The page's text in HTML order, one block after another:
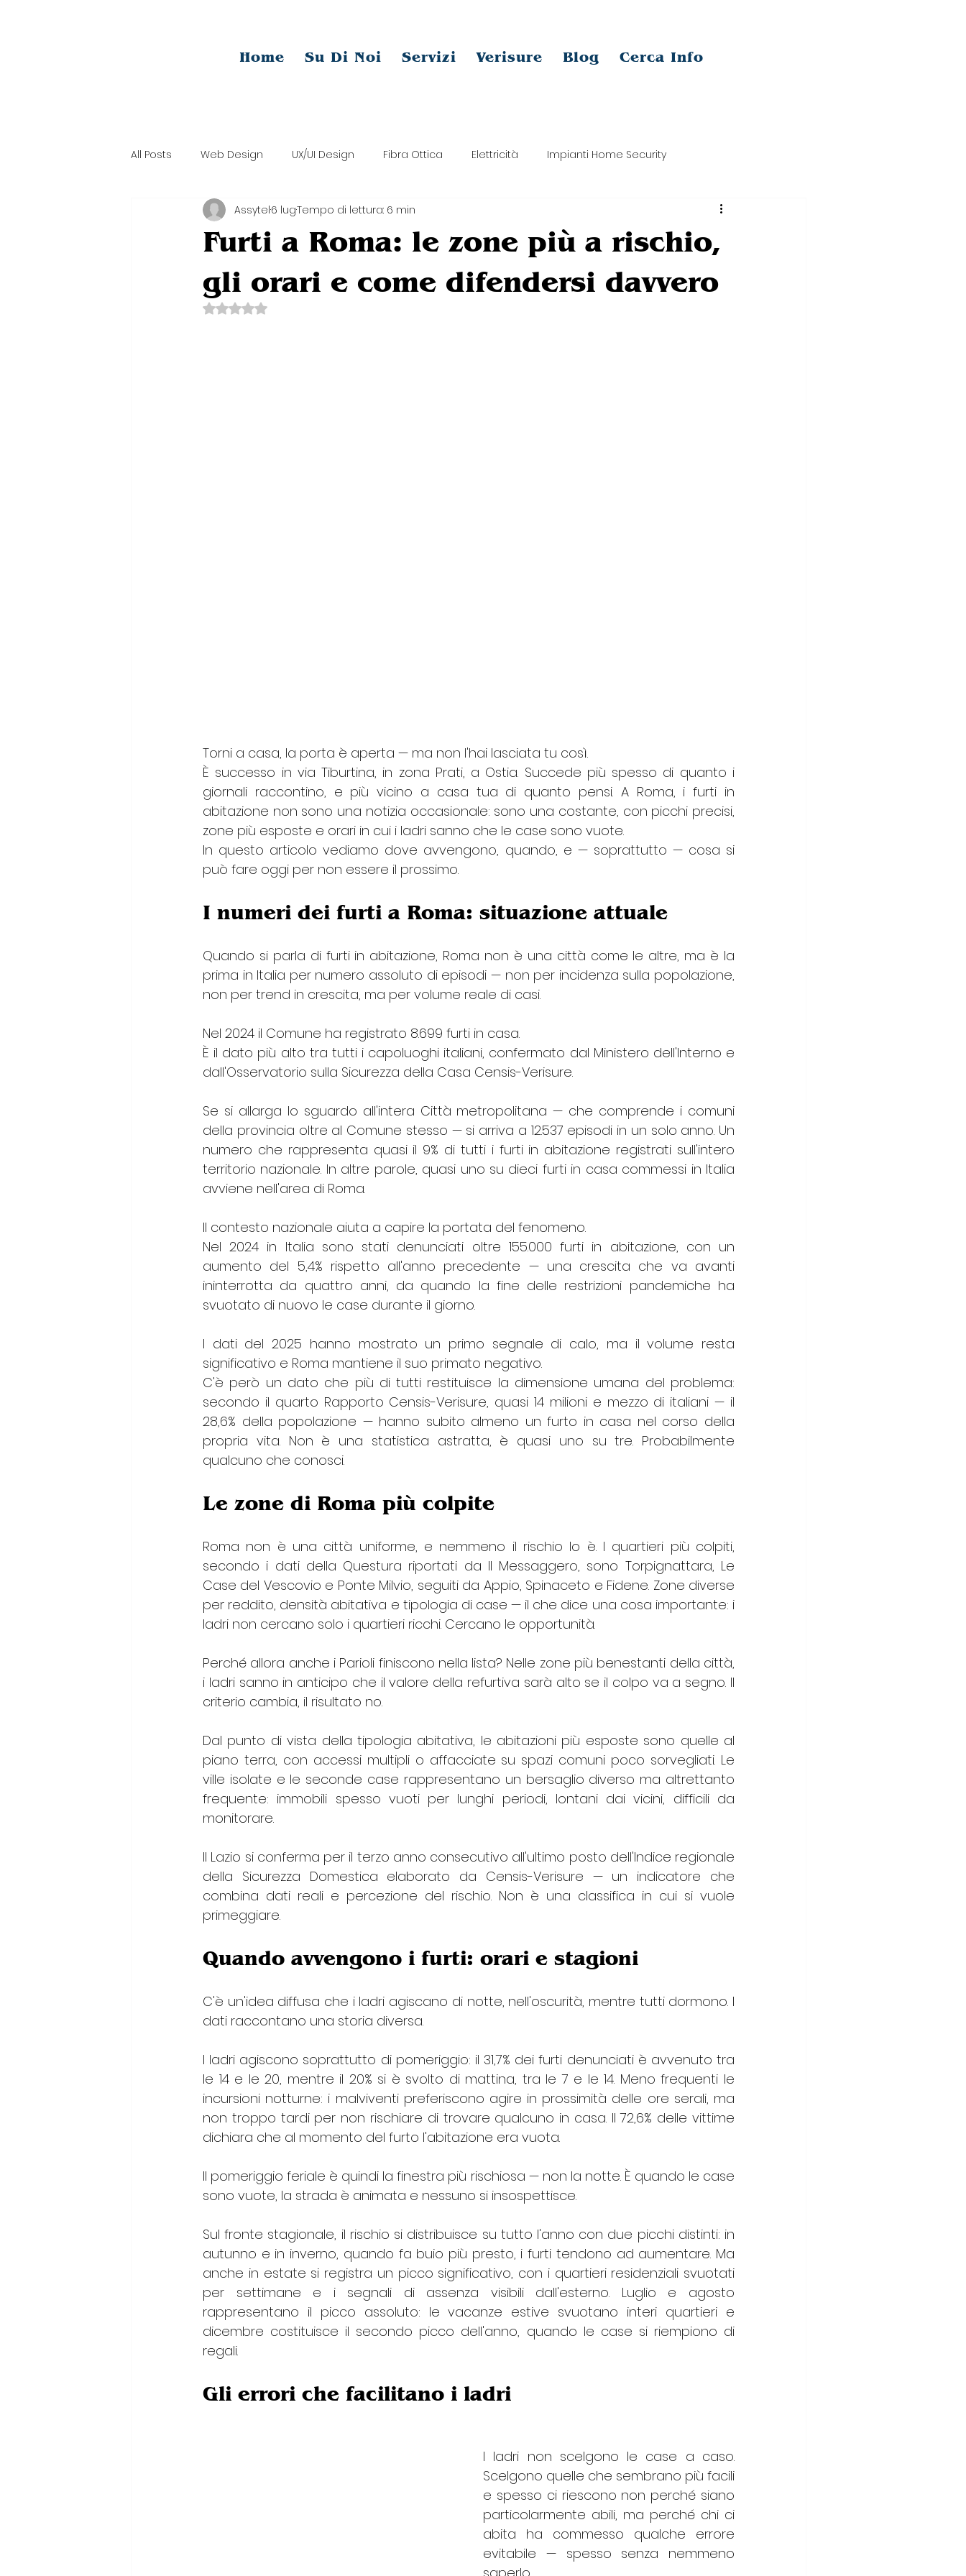
Home Su Di Noi Servizi Verisure Blog Cerca Info
All Posts Web Design UX/UI Design Fibra Ottica Elettricità Impianti Home Security
Digital Coaching e SMM Graphic & Content Design
Furti a Roma: le zone più a rischio,
gli orari e come difendersi davvero
Assytel6 lugTempo di lettura: 6 min
Valutazione NaN stelle su 5.
Torni a casa, la porta è aperta — ma non l'hai lasciata tu così.
È successo in via Tiburtina, in zona Prati, a Ostia. Succede più spesso di quanto i
giornali raccontino, e più vicino a casa tua di quanto pensi. A Roma, i furti in
abitazione non sono una notizia occasionale: sono una costante, con picchi precisi,
zone più esposte e orari in cui i ladri sanno che le case sono vuote.
In questo articolo vediamo dove avvengono, quando, e — soprattutto — cosa si
può fare oggi per non essere il prossimo.
I numeri dei furti a Roma: situazione attuale
Quando si parla di furti in abitazione, Roma non è una città come le altre, ma è la
prima in Italia per numero assoluto di episodi — non per incidenza sulla popolazione,
non per trend in crescita, ma per volume reale di casi.
Nel 2024 il Comune ha registrato 8.699 furti in casa.
È il dato più alto tra tutti i capoluoghi italiani, confermato dal Ministero dell'Interno e
dall'Osservatorio sulla Sicurezza della Casa Censis-Verisure.
Se si allarga lo sguardo all'intera Città metropolitana — che comprende i comuni
della provincia oltre al Comune stesso — si arriva a 12.537 episodi in un solo anno. Un
numero che rappresenta quasi il 9% di tutti i furti in abitazione registrati sull'intero
territorio nazionale. In altre parole, quasi uno su dieci furti in casa commessi in Italia
avviene nell'area di Roma.
Il contesto nazionale aiuta a capire la portata del fenomeno.
Nel 2024 in Italia sono stati denunciati oltre 155.000 furti in abitazione, con un
aumento del 5,4% rispetto all'anno precedente — una crescita che va avanti
ininterrotta da quattro anni, da quando la fine delle restrizioni pandemiche ha
svuotato di nuovo le case durante il giorno.
I dati del 2025 hanno mostrato un primo segnale di calo, ma il volume resta
significativo e Roma mantiene il suo primato negativo.
C'è però un dato che più di tutti restituisce la dimensione umana del problema:
secondo il quarto Rapporto Censis-Verisure, quasi 14 milioni e mezzo di italiani — il
28,6% della popolazione — hanno subito almeno un furto in casa nel corso della
propria vita. Non è una statistica astratta, è quasi uno su tre. Probabilmente
qualcuno che conosci.
Le zone di Roma più colpite
Roma non è una città uniforme, e nemmeno il rischio lo è. I quartieri più colpiti,
secondo i dati della Questura riportati da Il Messaggero, sono Torpignattara, Le
Case del Vescovio e Ponte Milvio, seguiti da Appio, Spinaceto e Fidene. Zone diverse
per reddito, densità abitativa e tipologia di case — il che dice una cosa importante: i
ladri non cercano solo i quartieri ricchi. Cercano le opportunità.
Perché allora anche i Parioli finiscono nella lista? Nelle zone più benestanti della città,
i ladri sanno in anticipo che il valore della refurtiva sarà alto se il colpo va a segno. Il
criterio cambia, il risultato no.
Dal punto di vista della tipologia abitativa, le abitazioni più esposte sono quelle al
piano terra, con accessi multipli o affacciate su spazi comuni poco sorvegliati. Le
ville isolate e le seconde case rappresentano un bersaglio diverso ma altrettanto
frequente: immobili spesso vuoti per lunghi periodi, lontani dai vicini, difficili da
monitorare.
Il Lazio si conferma per il terzo anno consecutivo all'ultimo posto dell'Indice regionale
della Sicurezza Domestica elaborato da Censis-Verisure — un indicatore che
combina dati reali e percezione del rischio. Non è una classifica in cui si vuole
primeggiare.
Quando avvengono i furti: orari e stagioni
C'è un'idea diffusa che i ladri agiscano di notte, nell'oscurità, mentre tutti dormono. I
dati raccontano una storia diversa.
I ladri agiscono soprattutto di pomeriggio: il 31,7% dei furti denunciati è avvenuto tra
le 14 e le 20, mentre il 20% si è svolto di mattina, tra le 7 e le 14. Meno frequenti le
incursioni notturne: i malviventi preferiscono agire in prossimità delle ore serali, ma
non troppo tardi per non rischiare di trovare qualcuno in casa. Il 72,6% delle vittime
dichiara che al momento del furto l'abitazione era vuota.
Il pomeriggio feriale è quindi la finestra più rischiosa — non la notte. È quando le case
sono vuote, la strada è animata e nessuno si insospettisce.
Sul fronte stagionale, il rischio si distribuisce su tutto l'anno con due picchi distinti: in
autunno e in inverno, quando fa buio più presto, i furti tendono ad aumentare. Ma
anche in estate si registra un picco significativo, con i quartieri residenziali svuotati
per settimane e i segnali di assenza visibili dall'esterno. Luglio e agosto
rappresentano il picco assoluto: le vacanze estive svuotano interi quartieri e
dicembre costituisce il secondo picco dell'anno, quando le case si riempiono di
regali.
Gli errori che facilitano i ladri
I ladri non scelgono le case a caso.
Scelgono quelle che sembrano più facili
e spesso ci riescono non perché siano
particolarmente abili, ma perché chi ci
abita ha commesso qualche errore
evitabile — spesso senza nemmeno